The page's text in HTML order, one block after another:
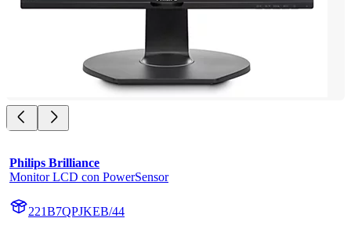
Philips Brilliance
Monitor LCD con PowerSensor
221B7QPJKEB/44